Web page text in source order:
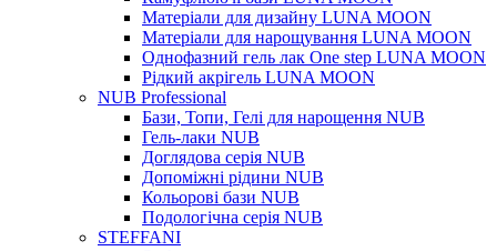
Матеріали для дизайну LUNA MOON
Матеріали для нарощування LUNA MOON
Однофазний гель лак One step LUNA MOON
Рідкий акрігель LUNA MOON
NUB Professional
Бази, Топи, Гелі для нарощення NUB
Гель-лаки NUB
Доглядова серія NUB
Допоміжні рідини NUB
Кольорові бази NUB
Подологічна серія NUB
STEFFANI